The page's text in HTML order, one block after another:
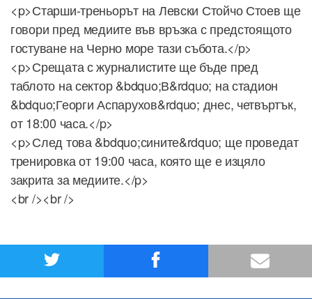
<p>Старши-треньорът на Левски Стойчо Стоев ще
говори пред медиите във връзка с предстоящото
гостуване на Черно море тази събота.</p>
<p>Срещата с журналистите ще бъде пред
таблото на сектор &bdquo;В&rdquo; на стадион
&bdquo;Георги Аспарухов&rdquo; днес, четвъртък,
от 18:00 часа.</p>
<p>След това &bdquo;сините&rdquo; ще проведат
тренировка от 19:00 часа, която ще е изцяло
закрита за медиите.</p>
<br /><br />